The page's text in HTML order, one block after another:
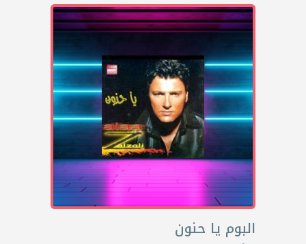
البوم يا حنون